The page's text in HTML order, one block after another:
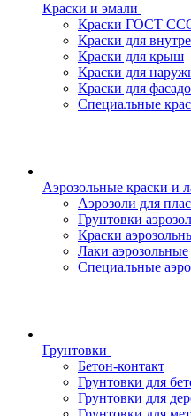
Краски и эмали
Краски ГОСТ
Краски для
Краски для крыш
Краски для
Краски для
Специальные
Аэрозольные краски и
Аэрозоли для
Грунтовки
Краски
Лаки аэрозольные
Специальные
Грунтовки
Бетон-контакт
Грунтовки для
Грунтовки для